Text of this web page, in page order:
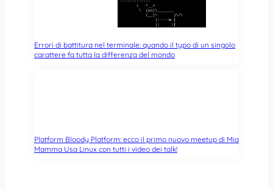
Errori di battitura nel terminale: quando il typo di un singolo
carattere fa tutta la differenza del mondo
Platform Bloody Platform: ecco il primo nuovo meetup di Mia
Mamma Usa Linux con tutti i video dei talk!